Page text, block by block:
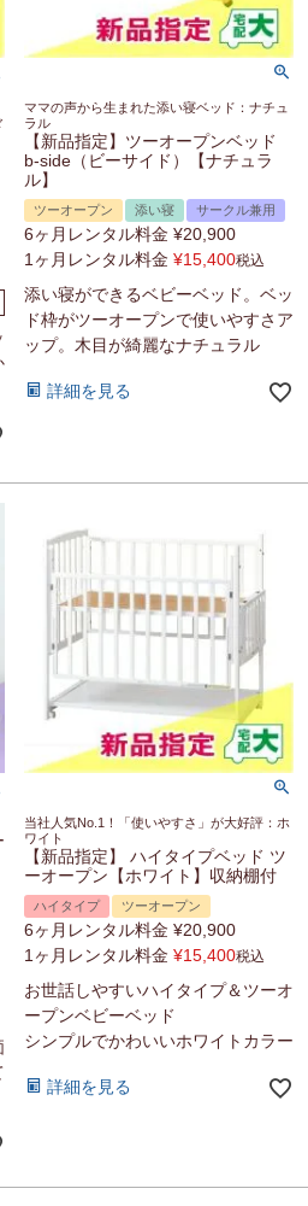
ママの声から生まれた添い寝ベッド：ナチュ
ラル
【新品指定】ツーオープンベッド
b-side（ビーサイド）【ナチュラ
ル】
ツーオープン 添い寝 サークル兼用
6ヶ月レンタル料金 ¥20,900
1ヶ月レンタル料金 ¥15,400税込
添い寝ができるベビーベッド。ベッ
ド枠がツーオープンで使いやすさア
ップ。木目が綺麗なナチュラル
詳細を見る
当社人気No.1！「使いやすさ」が大好評：ホ
ワイト
【新品指定】 ハイタイプベッド ツ
ーオープン【ホワイト】収納棚付
ハイタイプ ツーオープン
6ヶ月レンタル料金 ¥20,900
1ヶ月レンタル料金 ¥15,400税込
お世話しやすいハイタイプ＆ツーオ
ープンベビーベッド
シンプルでかわいいホワイトカラー
詳細を見る